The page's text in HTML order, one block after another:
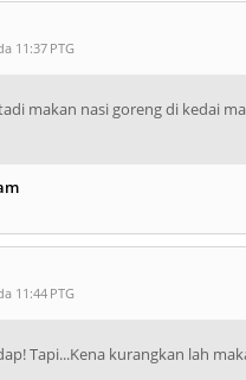
11:37 PTG
makan nasi goreng di kedai
11:44 PTG
Tapi...Kena kurangkan lah